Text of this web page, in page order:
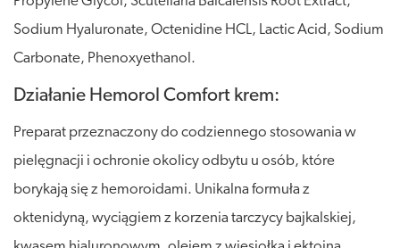
Sodium Hyaluronate, Octenidine HCL, Lactic Acid, Sodium
Carbonate, Phenoxyethanol.
Działanie Hemorol Comfort krem:
Preparat przeznaczony do codziennego stosowania w
pielęgnacji i ochronie okolicy odbytu u osób, które
borykają się z hemoroidami. Unikalna formuła z
oktenidyną, wyciągiem z korzenia tarczycy bajkalskiej,